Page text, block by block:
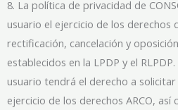
8. La política de privacidad de
usuario el ejercicio de los derechos
rectificación, cancelación y
establecidos en la LPDP y el
usuario tendrá el derecho a solicitar
ejercicio de los derechos ARCO, así